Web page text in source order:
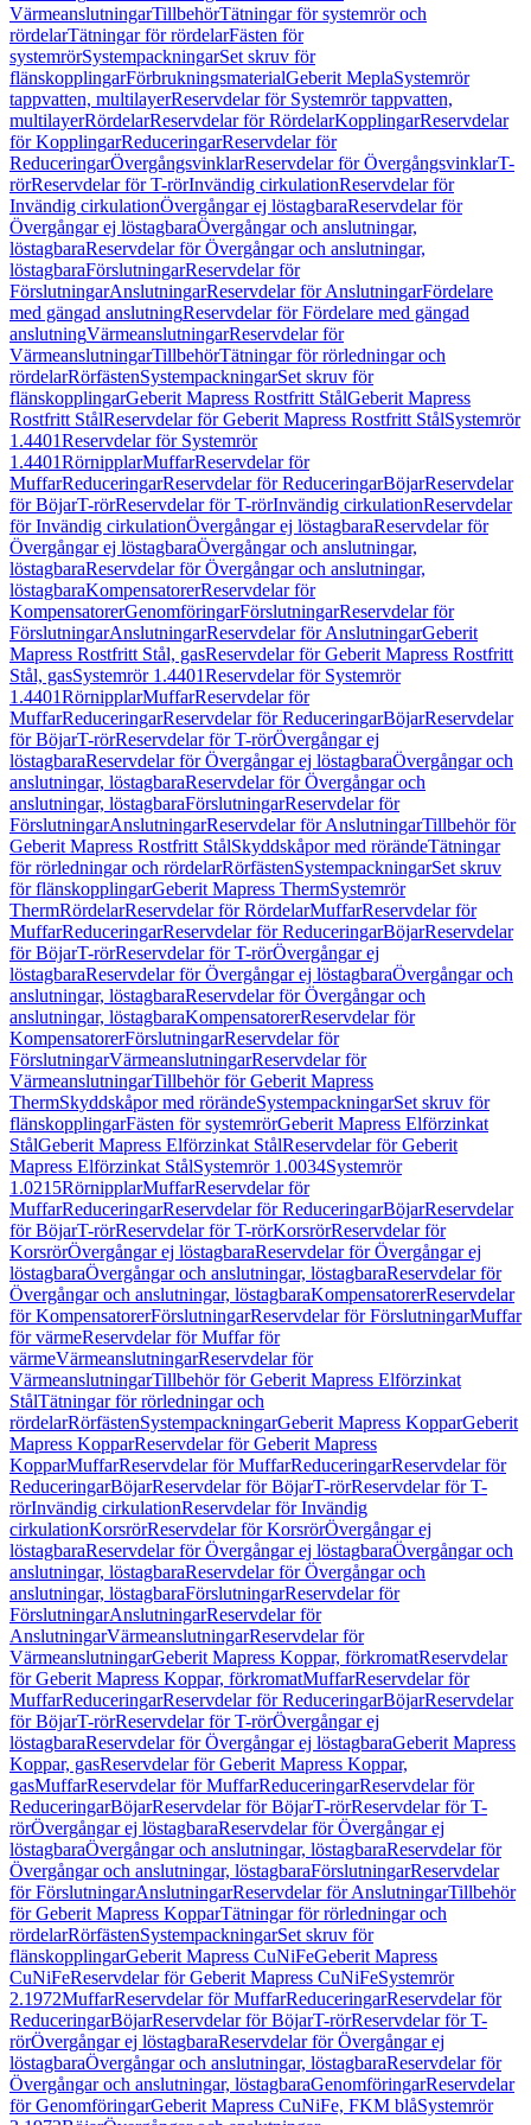
VärmeanslutningarTillbehörTätningar för systemrör och
rördelarTätningar för rördelarFästen för
systemrörSystempackningarSet skruv för
flänskopplingarFörbrukningsmaterialGeberit MeplaSystemrör
tappvatten, multilayerReservdelar för Systemrör tappvatten,
multilayerRördelarReservdelar för RördelarKopplingarReservdelar
för KopplingarReduceringarReservdelar för
ReduceringarÖvergångsvinklarReservdelar för ÖvergångsvinklarT-
rörReservdelar för T-rörInvändig cirkulationReservdelar för
Invändig cirkulationÖvergångar ej löstagbaraReservdelar för
Övergångar ej löstagbaraÖvergångar och anslutningar,
löstagbaraReservdelar för Övergångar och anslutningar,
löstagbaraFörslutningarReservdelar för
FörslutningarAnslutningarReservdelar för AnslutningarFördelare
med gängad anslutningReservdelar för Fördelare med gängad
anslutningVärmeanslutningarReservdelar för
VärmeanslutningarTillbehörTätningar för rörledningar och
rördelarRörfästenSystempackningarSet skruv för
flänskopplingarGeberit Mapress Rostfritt StålGeberit Mapress
Rostfritt StålReservdelar för Geberit Mapress Rostfritt StålSystemrör
1.4401Reservdelar för Systemrör
1.4401RörnipplarMuffarReservdelar för
MuffarReduceringarReservdelar för ReduceringarBöjarReservdelar
för BöjarT-rörReservdelar för T-rörInvändig cirkulationReservdelar
för Invändig cirkulationÖvergångar ej löstagbaraReservdelar för
Övergångar ej löstagbaraÖvergångar och anslutningar,
löstagbaraReservdelar för Övergångar och anslutningar,
löstagbaraKompensatorerReservdelar för
KompensatorerGenomföringarFörslutningarReservdelar för
FörslutningarAnslutningarReservdelar för AnslutningarGeberit
Mapress Rostfritt Stål, gasReservdelar för Geberit Mapress Rostfritt
Stål, gasSystemrör 1.4401Reservdelar för Systemrör
1.4401RörnipplarMuffarReservdelar för
MuffarReduceringarReservdelar för ReduceringarBöjarReservdelar
för BöjarT-rörReservdelar för T-rörÖvergångar ej
löstagbaraReservdelar för Övergångar ej löstagbaraÖvergångar och
anslutningar, löstagbaraReservdelar för Övergångar och
anslutningar, löstagbaraFörslutningarReservdelar för
FörslutningarAnslutningarReservdelar för AnslutningarTillbehör för
Geberit Mapress Rostfritt StålSkyddskåpor med rörändeTätningar
för rörledningar och rördelarRörfästenSystempackningarSet skruv
för flänskopplingarGeberit Mapress ThermSystemrör
ThermRördelarReservdelar för RördelarMuffarReservdelar för
MuffarReduceringarReservdelar för ReduceringarBöjarReservdelar
för BöjarT-rörReservdelar för T-rörÖvergångar ej
löstagbaraReservdelar för Övergångar ej löstagbaraÖvergångar och
anslutningar, löstagbaraReservdelar för Övergångar och
anslutningar, löstagbaraKompensatorerReservdelar för
KompensatorerFörslutningarReservdelar för
FörslutningarVärmeanslutningarReservdelar för
VärmeanslutningarTillbehör för Geberit Mapress
ThermSkyddskåpor med rörändeSystempackningarSet skruv för
flänskopplingarFästen för systemrörGeberit Mapress Elförzinkat
StålGeberit Mapress Elförzinkat StålReservdelar för Geberit
Mapress Elförzinkat StålSystemrör 1.0034Systemrör
1.0215RörnipplarMuffarReservdelar för
MuffarReduceringarReservdelar för ReduceringarBöjarReservdelar
för BöjarT-rörReservdelar för T-rörKorsrörReservdelar för
KorsrörÖvergångar ej löstagbaraReservdelar för Övergångar ej
löstagbaraÖvergångar och anslutningar, löstagbaraReservdelar för
Övergångar och anslutningar, löstagbaraKompensatorerReservdelar
för KompensatorerFörslutningarReservdelar för FörslutningarMuffar
för värmeReservdelar för Muffar för
värmeVärmeanslutningarReservdelar för
VärmeanslutningarTillbehör för Geberit Mapress Elförzinkat
StålTätningar för rörledningar och
rördelarRörfästenSystempackningarGeberit Mapress KopparGeberit
Mapress KopparReservdelar för Geberit Mapress
KopparMuffarReservdelar för MuffarReduceringarReservdelar för
ReduceringarBöjarReservdelar för BöjarT-rörReservdelar för T-
rörInvändig cirkulationReservdelar för Invändig
cirkulationKorsrörReservdelar för KorsrörÖvergångar ej
löstagbaraReservdelar för Övergångar ej löstagbaraÖvergångar och
anslutningar, löstagbaraReservdelar för Övergångar och
anslutningar, löstagbaraFörslutningarReservdelar för
FörslutningarAnslutningarReservdelar för
AnslutningarVärmeanslutningarReservdelar för
VärmeanslutningarGeberit Mapress Koppar, förkromatReservdelar
för Geberit Mapress Koppar, förkromatMuffarReservdelar för
MuffarReduceringarReservdelar för ReduceringarBöjarReservdelar
för BöjarT-rörReservdelar för T-rörÖvergångar ej
löstagbaraReservdelar för Övergångar ej löstagbaraGeberit Mapress
Koppar, gasReservdelar för Geberit Mapress Koppar,
gasMuffarReservdelar för MuffarReduceringarReservdelar för
ReduceringarBöjarReservdelar för BöjarT-rörReservdelar för T-
rörÖvergångar ej löstagbaraReservdelar för Övergångar ej
löstagbaraÖvergångar och anslutningar, löstagbaraReservdelar för
Övergångar och anslutningar, löstagbaraFörslutningarReservdelar
för FörslutningarAnslutningarReservdelar för AnslutningarTillbehör
för Geberit Mapress KopparTätningar för rörledningar och
rördelarRörfästenSystempackningarSet skruv för
flänskopplingarGeberit Mapress CuNiFeGeberit Mapress
CuNiFeReservdelar för Geberit Mapress CuNiFeSystemrör
2.1972MuffarReservdelar för MuffarReduceringarReservdelar för
ReduceringarBöjarReservdelar för BöjarT-rörReservdelar för T-
rörÖvergångar ej löstagbaraReservdelar för Övergångar ej
löstagbaraÖvergångar och anslutningar, löstagbaraReservdelar för
Övergångar och anslutningar, löstagbaraGenomföringarReservdelar
för GenomföringarGeberit Mapress CuNiFe, FKM blåSystemrör